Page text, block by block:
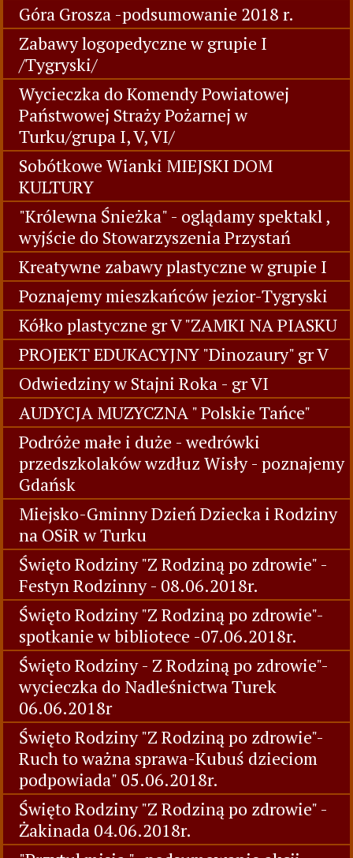
Góra Grosza -podsumowanie 2018 r.
Zabawy logopedyczne w grupie I
/Tygryski/
Wycieczka do Komendy Powiatowej
Państwowej Straży Pożarnej w
Turku/grupa I, V, VI/
Sobótkowe Wianki MIEJSKI DOM
KULTURY
"Królewna Śnieżka" - oglądamy spektakl ,
wyjście do Stowarzyszenia Przystań
Kreatywne zabawy plastyczne w grupie I
Poznajemy mieszkańców jezior-Tygryski
Kółko plastyczne gr V "ZAMKI NA PIASKU
PROJEKT EDUKACYJNY "Dinozaury" gr V
Odwiedziny w Stajni Roka - gr VI
AUDYCJA MUZYCZNA " Polskie Tańce"
Podróże małe i duże - wedrówki
przedszkolaków wzdłuz Wisły - poznajemy
Gdańsk
Miejsko-Gminny Dzień Dziecka i Rodziny
na OSiR w Turku
Święto Rodziny "Z Rodziną po zdrowie" -
Festyn Rodzinny - 08.06.2018r.
Święto Rodziny "Z Rodziną po zdrowie"-
spotkanie w bibliotece -07.06.2018r.
Święto Rodziny - Z Rodziną po zdrowie"-
wycieczka do Nadleśnictwa Turek
06.06.2018r
Święto Rodziny "Z Rodziną po zdrowie"-
Ruch to ważna sprawa-Kubuś dzieciom
podpowiada" 05.06.2018r.
Święto Rodziny "Z Rodziną po zdrowie" -
Żakinada 04.06.2018r.